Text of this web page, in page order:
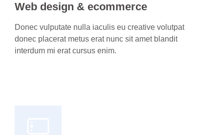
Web design & ecommerce
Donec vulputate nulla iaculis eu creative volutpat
donec placerat metus erat nunc sit amet blandit
interdum mi erat cursus enim.